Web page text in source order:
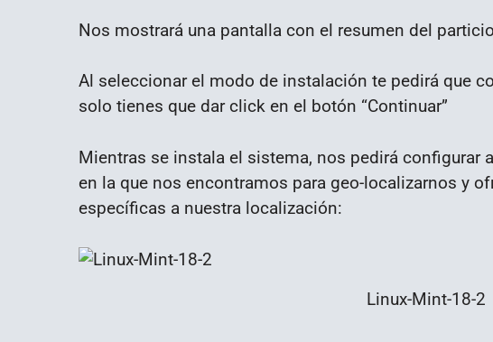
Nos mostrará una pantalla con el resumen del
Al seleccionar el modo de instalación te pedirá que
solo tienes que dar click en el botón “Continuar”
Mientras se instala el sistema, nos pedirá configurar
en la que nos encontramos para geo-localizarnos y
específicas a nuestra localización:
Linux-Mint-18-2